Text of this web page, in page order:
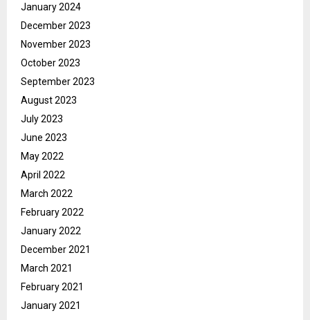
January 2024
December 2023
November 2023
October 2023
September 2023
August 2023
July 2023
June 2023
May 2022
April 2022
March 2022
February 2022
January 2022
December 2021
March 2021
February 2021
January 2021